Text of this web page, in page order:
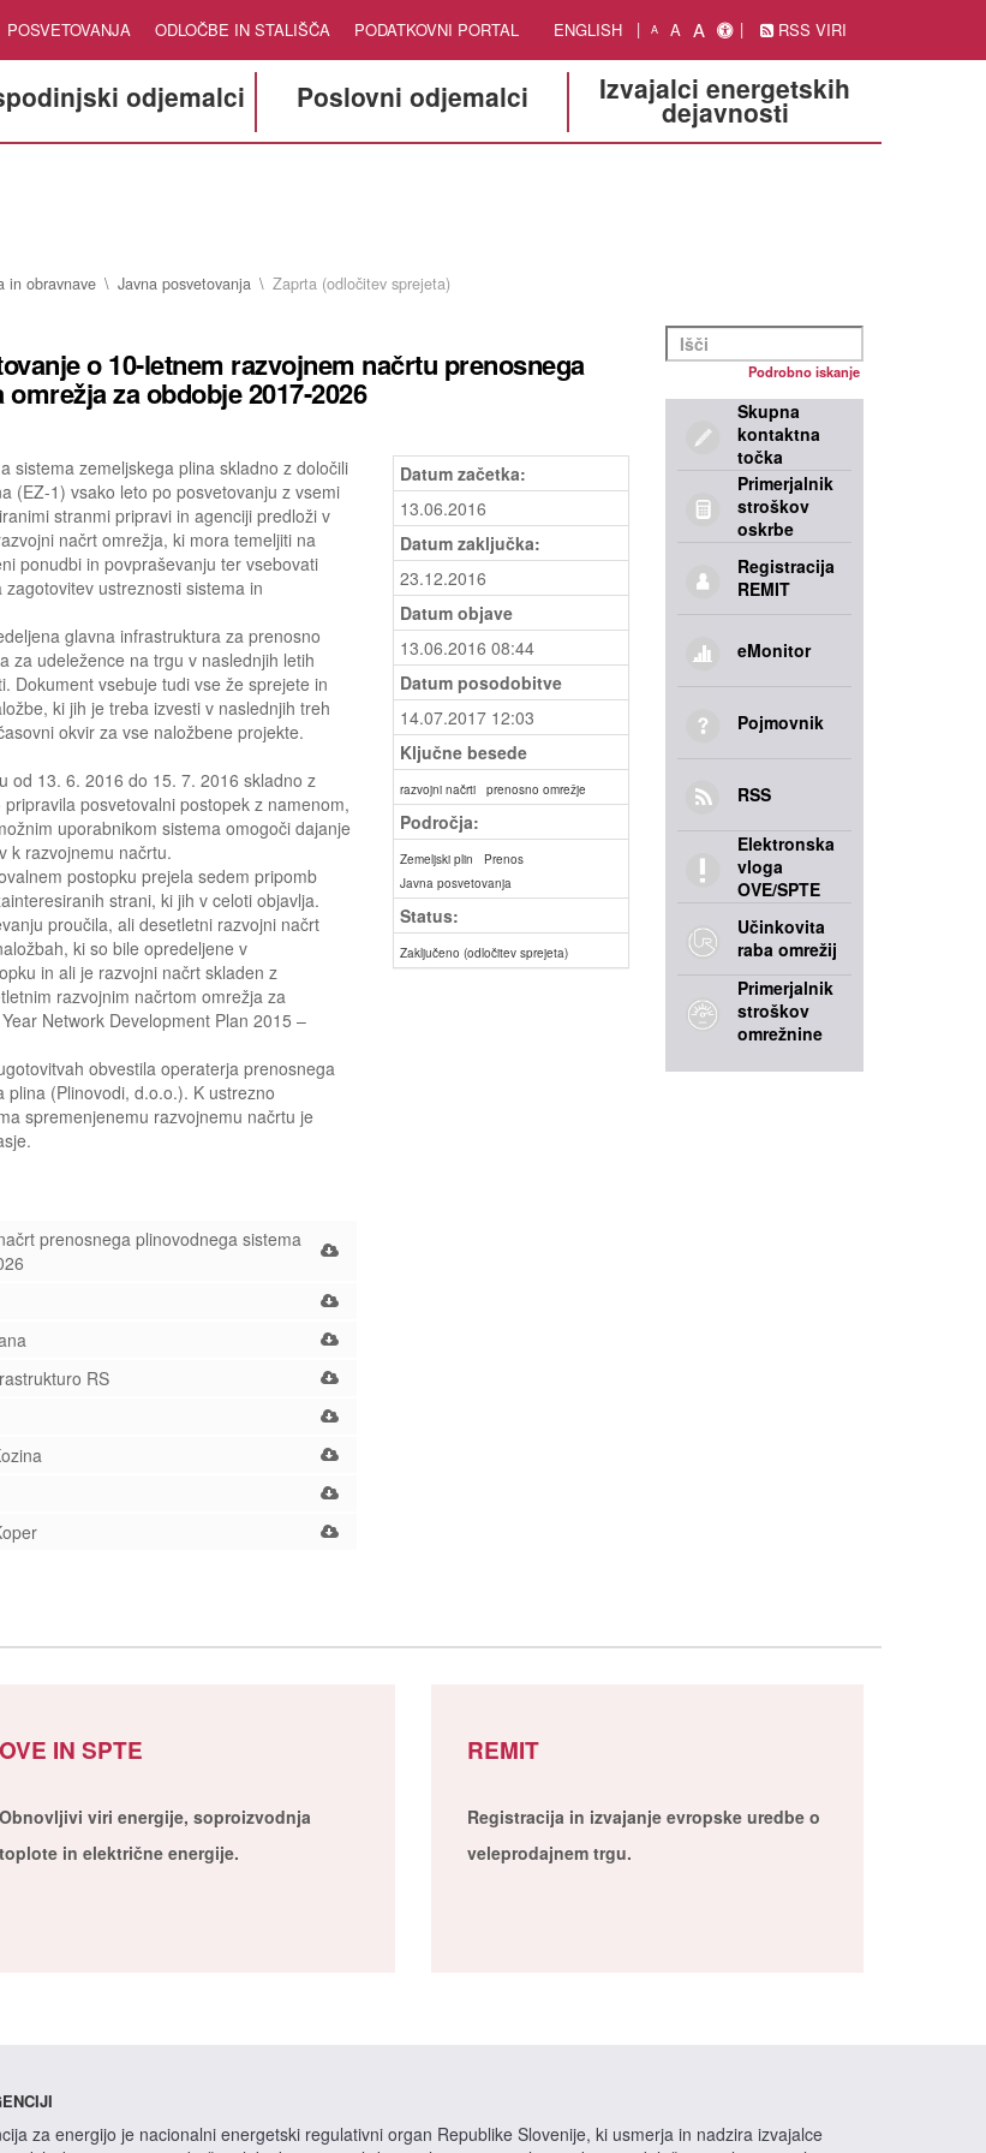
POSVETOVANJA ODLOČBE IN STALIŠČA PODATKOVNI PORTAL ENGLISH A A A RSS VIRI
odjemalci Poslovni odjemalci Izvajalci energetskih
dejavnosti
in obravnave Javna posvetovanja Zaprta (odločitev sprejeta)
o 10-letnem razvojnem načrtu prenosnega
za obdobje 2017-2026
sistema zemeljskega plina skladno z določili
(EZ-1) vsako leto po posvetovanju z vsemi
stranmi pripravi in agenciji predloži v
načrt omrežja, ki mora temeljiti na
ponudbi in povpraševanju ter vsebovati
ustreznosti sistema in
glavna infrastruktura za prenosno
za udeležence na trgu v naslednjih letih
Dokument vsebuje tudi vse že sprejete in
ki jih je treba izvesti v naslednjih treh
okvir za vse naložbene projekte.
od 13. 6. 2016 do 15. 7. 2016 skladno z
posvetovalni postopek z namenom,
uporabnikom sistema omogoči dajanje
k razvojnemu načrtu.
postopku prejela sedem pripomb
strani, ki jih v celoti objavlja.
proučila, ali desetletni razvojni načrt
ki so bile opredeljene v
in ali je razvojni načrt skladen z
razvojnim načrtom omrežja za
Network Development Plan 2015 –
obvestila operaterja prenosnega
plina (Plinovodi, d.o.o.). K ustrezno
spremenjenemu razvojnemu načrtu je
prenosnega plinovodnega sistema
RS
Datum začetka:
13.06.2016
Datum zaključka:
23.12.2016
Datum objave
13.06.2016 08:44
Datum posodobitve
14.07.2017 12:03
Ključne besede
razvojni načrti prenosno omrežje
Področja:
Zemeljski plin
Prenos
Javna posvetovanja
Status:
Zaključeno (odločitev sprejeta)
Podrobno iskanje
Skupna
kontaktna
točka
Primerjalnik
stroškov
oskrbe
Registracija
REMIT
eMonitor
Pojmovnik
RSS
Elektronska
vloga
OVE/SPTE
Učinkovita
raba omrežij
Primerjalnik
stroškov
omrežnine
OVE IN SPTE
Obnovljivi viri energije, soproizvodnja
toplote in električne energije.
REMIT
Registracija in izvajanje evropske uredbe o
veleprodajnem trgu.
za energijo je nacionalni energetski regulativni organ Republike Slovenije, ki usmerja in nadzira izvajalce